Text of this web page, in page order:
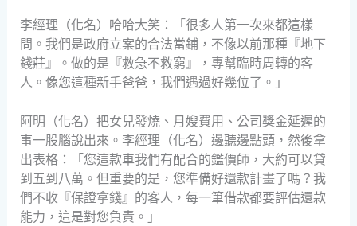
李經理（化名）哈哈大笑：「很多人第一次來都這樣
問。我們是政府立案的合法當鋪，不像以前那種『地下
錢莊』。做的是『救急不救窮』，專幫臨時周轉的客
人。像您這種新手爸爸，我們遇過好幾位了。」
阿明（化名）把女兒發燒、月嫂費用、公司獎金延遲的
事一股腦說出來。李經理（化名）邊聽邊點頭，然後拿
出表格：「您這款車我們有配合的鑑價師，大約可以貸
到五到八萬。但重要的是，您準備好還款計畫了嗎？我
們不收『保證拿錢』的客人，每一筆借款都要評估還款
能力，這是對您負責。」